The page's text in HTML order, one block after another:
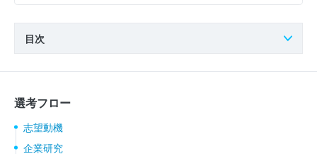
目次
選考フロー
志望動機
企業研究